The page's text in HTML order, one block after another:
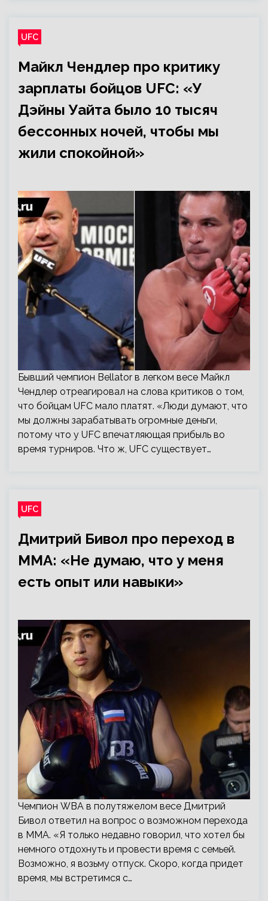
UFC
Майкл Чендлер про критику
зарплаты бойцов UFC: «У
Дэйны Уайта было 10 тысяч
бессонных ночей, чтобы мы
жили спокойной»
Бывший чемпион Bellator в легком весе Майкл
Чендлер отреагировал на слова критиков о том,
что бойцам UFC мало платят. «Люди думают, что
мы должны зарабатывать огромные деньги,
потому что у UFC впечатляющая прибыль во
время турниров. Что ж, UFC существует…
UFC
Дмитрий Бивол про переход в
ММА: «Не думаю, что у меня
есть опыт или навыки»
Чемпион WBA в полутяжелом весе Дмитрий
Бивол ответил на вопрос о возможном перехода
в ММА. «Я только недавно говорил, что хотел бы
немного отдохнуть и провести время с семьей.
Возможно, я возьму отпуск. Скоро, когда придет
время, мы встретимся с…